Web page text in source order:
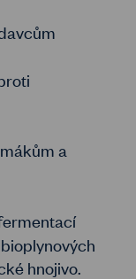
a
hnojivo.